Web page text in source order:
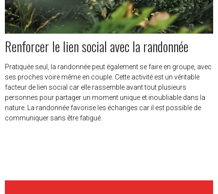
Renforcer le lien social avec la randonnée
Pratiquée seul, la randonnée peut également se faire en groupe, avec
ses proches voire même en couple. Cette activité est un véritable
facteur de lien social car elle rassemble avant tout plusieurs
personnes pour partager un moment unique et inoubliable dans la
nature. La randonnée favorise les échanges car il est possible de
communiquer sans être fatigué.